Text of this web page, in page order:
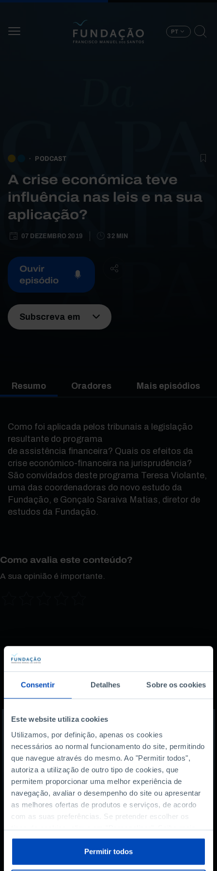
Consentir Detalhes Sobre os cookies
Este website utiliza cookies
Utilizamos, por definição, apenas os cookies
necessários ao normal funcionamento do site, permitindo
que navegue através do mesmo. Ao "Permitir todos",
autoriza a utilização de outro tipo de cookies, que
permitem proporcionar uma melhor experiência de
navegação, avaliar o desempenho do site ou apresentar
as melhores ofertas de produtos e serviços, de acordo
com as suas preferências. Se pretender escolher os
tipos de cookies, clique em "Personalizar". Saiba mais
sobre cookies através da gestão de preferências ou da
Política de Cookies.
Permitir todos
PT
PODCAST
A crise económica teve
influência nas leis e na sua
aplicação?
07 DEZEMBRO 2019 32 MIN
Ouvir
episódio
Subscreva em
Resumo Oradores Mais episódios
Como foi aplicada pelos tribunais a legislação
resultante do programa
de assistência financeira? Quais os efeitos da
crise económico-financeira na jurisprudência?
São convidados deste programa Teresa Violante,
uma das coordenadoras do novo estudo da
Fundação, e Gonçalo Saraiva Matias, diretor de
estudos da Fundação.
Como avalia este conteúdo?
A sua opinião é importante.
PODCAST